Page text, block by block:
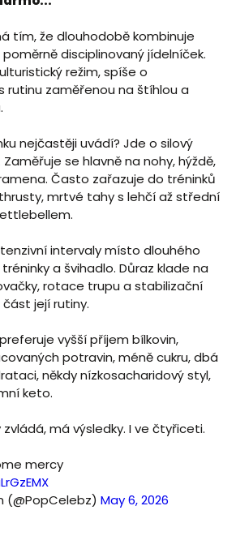
tím, že dlouhodobě kombinuje
poměrně disciplinovaný jídelníček.
režim, spíše o
rutinu zaměřenou na štíhlou a
nejčastěji uvádí? Jde o silový
se hlavně na nohy, hýždě,
Často zařazuje do tréninků
mrtvé tahy s lehčí až střední
intervaly místo dlouhého
a švihadlo. Důraz klade na
rotace trupu a stabilizační
její rutiny.
vyšší příjem bílkovin,
potravin, méně cukru, dbá
někdy nízkosacharidový styl,
keto.
má výsledky. I ve čtyřiceti.
mercy
(@PopCelebz) May 6, 2026